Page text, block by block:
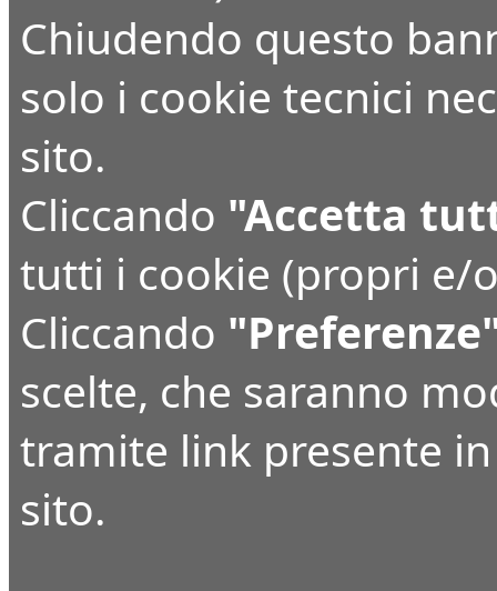
Chiudendo questo
solo i cookie tecnici
sito.
Cliccando "Accetta
tutti i cookie (propri e/
Cliccando
scelte, che saranno
tramite link presente
sito.